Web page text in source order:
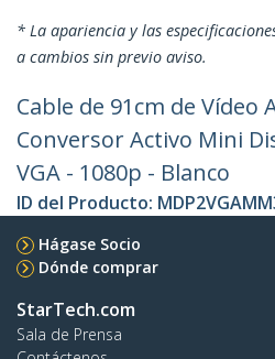
* La apariencia y las
a cambios sin previo aviso.
Cable de 91cm de Vídeo
Conversor Activo Mini
VGA - 1080p - Blanco
ID del Producto:
Hágase Socio
Dónde comprar
StarTech.com
Sala de Prensa